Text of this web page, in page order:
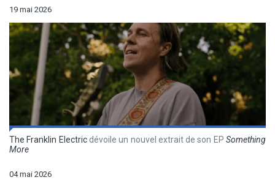
19 mai 2026
The Franklin Electricdévoile un nouvel extrait de son EPSomething
More
04 mai 2026